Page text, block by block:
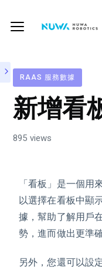
RAAS 服務數據
新增看
895 views
「看板」是一個用
以選擇在看板中顯
據，幫助了解用戶
勢，進而做出更準
另外，您還可以設